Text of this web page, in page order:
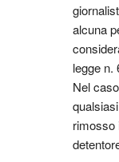
alcuna
legge n.
Nel
rimosso